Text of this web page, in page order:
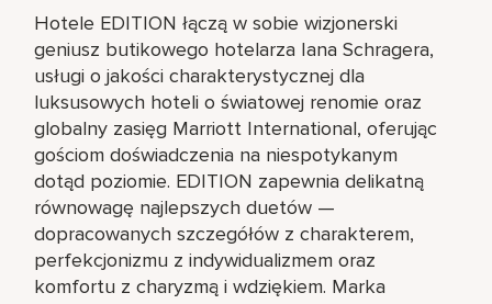
Hotele EDITION łączą w sobie wizjonerski
geniusz butikowego hotelarza Iana Schragera,
usługi o jakości charakterystycznej dla
luksusowych hoteli o światowej renomie oraz
globalny zasięg Marriott International, oferując
gościom doświadczenia na niespotykanym
dotąd poziomie. EDITION zapewnia delikatną
równowagę najlepszych duetów —
dopracowanych szczegółów z charakterem,
perfekcjonizmu z indywidualizmem oraz
komfortu z charyzmą i wdziękiem. Marka